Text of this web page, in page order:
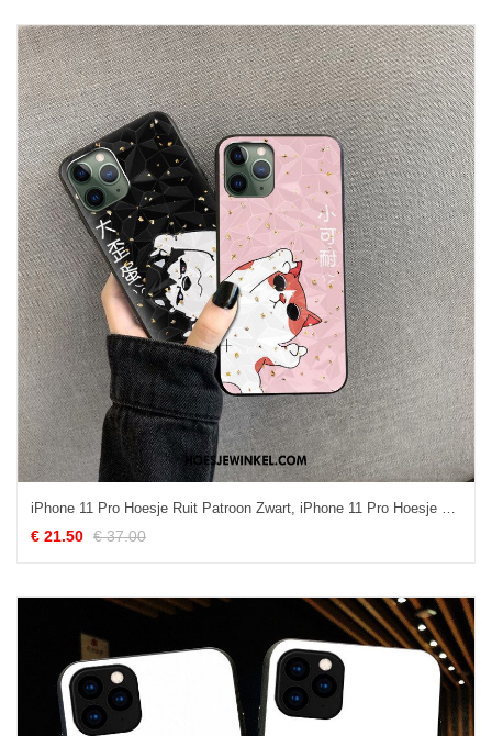
iPhone 11 Pro Hoesje Ruit Patroon Zwart, iPhone 11 Pro Hoesje Mobiele Telefoon Trend
€ 21.50 € 37.00